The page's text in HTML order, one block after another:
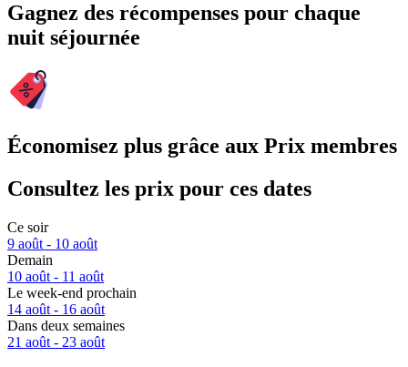
Gagnez des récompenses pour chaque
nuit séjournée
Économisez plus grâce aux Prix membres
Consultez les prix pour ces dates
Ce soir
9 août - 10 août
Demain
10 août - 11 août
Le week-end prochain
14 août - 16 août
Dans deux semaines
21 août - 23 août